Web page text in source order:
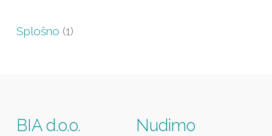
Splošno (1)
BIA d.o.o. Nudimo